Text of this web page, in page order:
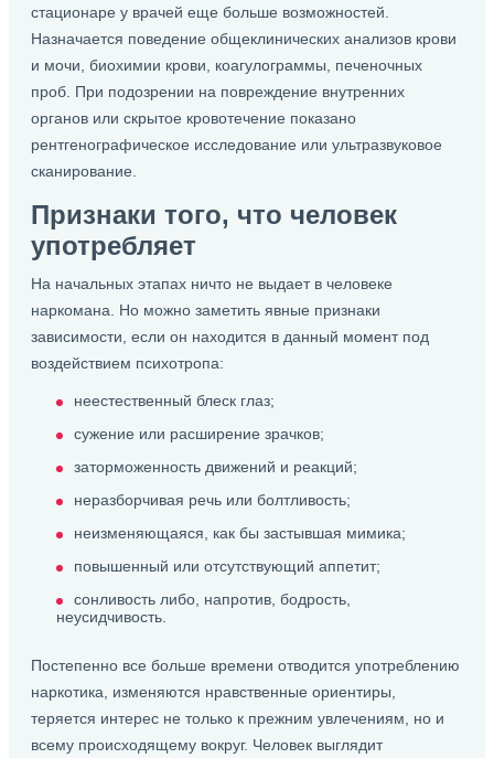
стационаре у врачей еще больше возможностей.
Назначается поведение общеклинических анализов крови
и мочи, биохимии крови, коагулограммы, печеночных
проб. При подозрении на повреждение внутренних
органов или скрытое кровотечение показано
рентгенографическое исследование или ультразвуковое
сканирование.
Признаки того, что человек
употребляет
На начальных этапах ничто не выдает в человеке
наркомана. Но можно заметить явные признаки
зависимости, если он находится в данный момент под
воздействием психотропа:
неестественный блеск глаз;
сужение или расширение зрачков;
заторможенность движений и реакций;
неразборчивая речь или болтливость;
неизменяющаяся, как бы застывшая мимика;
повышенный или отсутствующий аппетит;
сонливость либо, напротив, бодрость,
неусидчивость.
Постепенно все больше времени отводится употреблению
наркотика, изменяются нравственные ориентиры,
теряется интерес не только к прежним увлечениям, но и
всему происходящему вокруг. Человек выглядит